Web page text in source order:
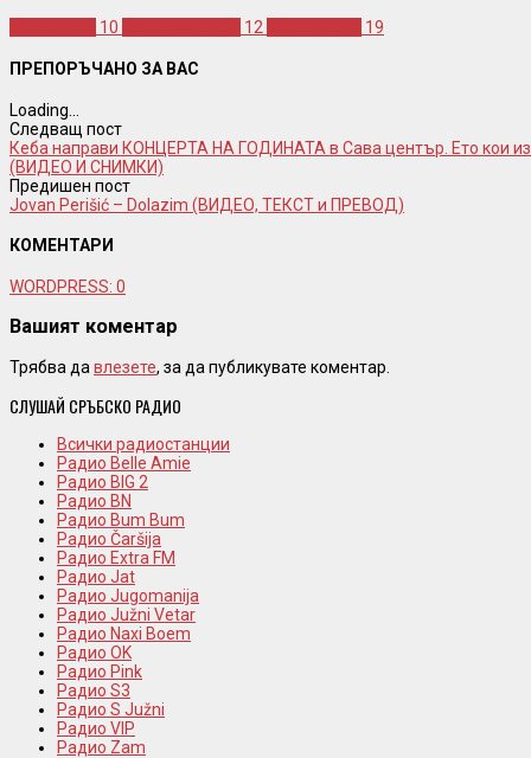
10 12 19
ПРЕПОРЪЧАНО ЗА ВАС
Loading...
Следващ пост
Кеба направи КОНЦЕРТА НА ГОДИНАТА в Сава център. Ето кои
(ВИДЕО И СНИМКИ)
Предишен пост
Jovan Perišić – Dolazim (ВИДЕО, ТЕКСТ и ПРЕВОД)
КОМЕНТАРИ
WORDPRESS: 0
Вашият коментар
Трябва да влезете, за да публикувате коментар.
СЛУШАЙ СРЪБСКО РАДИО
Всички радиостанции
Радио Belle Amie
Радио BIG 2
Радио BN
Радио Bum Bum
Радио Čaršija
Радио Extra FM
Радио Jat
Радио Jugomanija
Радио Južni Vetar
Радио Naxi Boem
Радио OK
Радио Pink
Радио S3
Радио S Južni
Радио VIP
Радио Zam